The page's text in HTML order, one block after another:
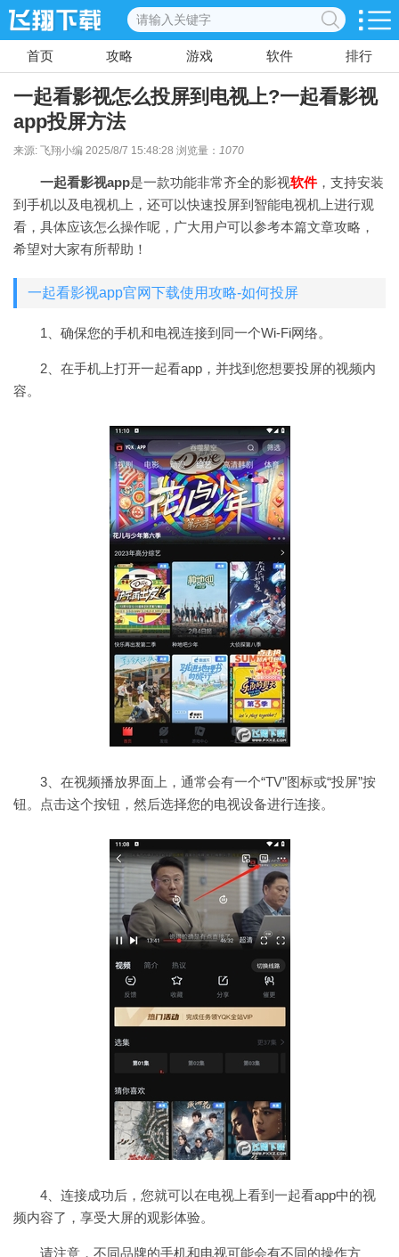
首页 攻略 游戏 软件 排行
一起看影视怎么投屏到电视上?一起看影视
app投屏方法
来源: 飞翔小编 2025/8/7 15:48:28 浏览量： 1070
一起看影视app是一款功能非常齐全的影视软件，支持安装
到手机以及电视机上，还可以快速投屏到智能电视机上进行观
看，具体应该怎么操作呢，广大用户可以参考本篇文章攻略，
希望对大家有所帮助！
一起看影视app官网下载使用攻略-如何投屏
1、确保您的手机和电视连接到同一个Wi-Fi网络。
2、在手机上打开一起看app，并找到您想要投屏的视频内
容。
3、在视频播放界面上，通常会有一个“TV”图标或“投屏”按
钮。点击这个按钮，然后选择您的电视设备进行连接。
4、连接成功后，您就可以在电视上看到一起看app中的视
频内容了，享受大屏的观影体验。
请注意，不同品牌的手机和电视可能会有不同的操作方